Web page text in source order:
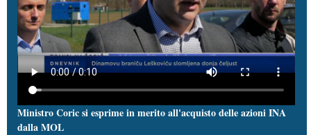
Ministro Coric si esprime in merito all'acquisto delle azioni INA
dalla MOL